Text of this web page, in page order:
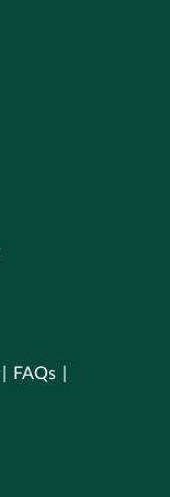
FAQs